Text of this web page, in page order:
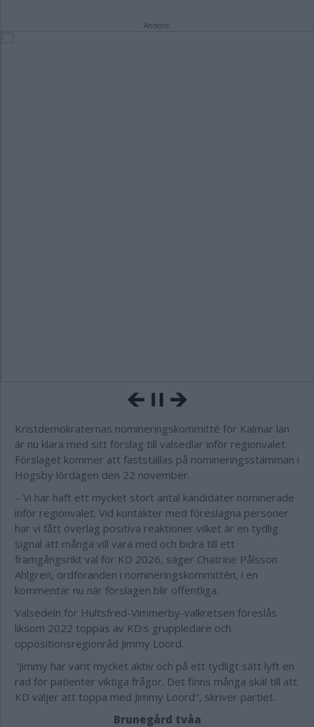
Annons:
Kristdemokraternas nomineringskommitté för Kalmar län
är nu klara med sitt förslag till valsedlar inför regionvalet.
Förslaget kommer att fastställas på nomineringsstämman i
Högsby lördagen den 22 november.
– Vi har haft ett mycket stort antal kandidater nominerade
inför regionvalet. Vid kontakter med föreslagna personer
har vi fått överlag positiva reaktioner vilket är en tydlig
signal att många vill vara med och bidra till ett
framgångsrikt val för KD 2026, säger Chatrine Pålsson
Ahlgren, ordföranden i nomineringskommittén, i en
kommentar nu när förslagen blir offentliga.
Valsedeln för Hultsfred-Vimmerby-valkretsen föreslås
liksom 2022 toppas av KD:s gruppledare och
oppositionsregionråd Jimmy Loord.
"Jimmy har varit mycket aktiv och på ett tydligt sätt lyft en
rad för patienter viktiga frågor. Det finns många skäl till att
KD väljer att toppa med Jimmy Loord", skriver partiet.
Brunegård tvåa